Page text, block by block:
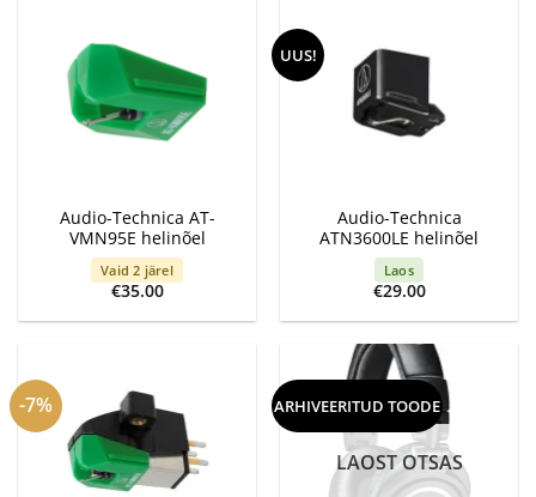
Audio-Technica AT-
VMN95E helinõel
Vaid 2 järel
€35.00
UUS!
Audio-Technica
ATN3600LE helinõel
Laos
€29.00
-7% ARHIVEERITUD TOODE
LAOST OTSAS